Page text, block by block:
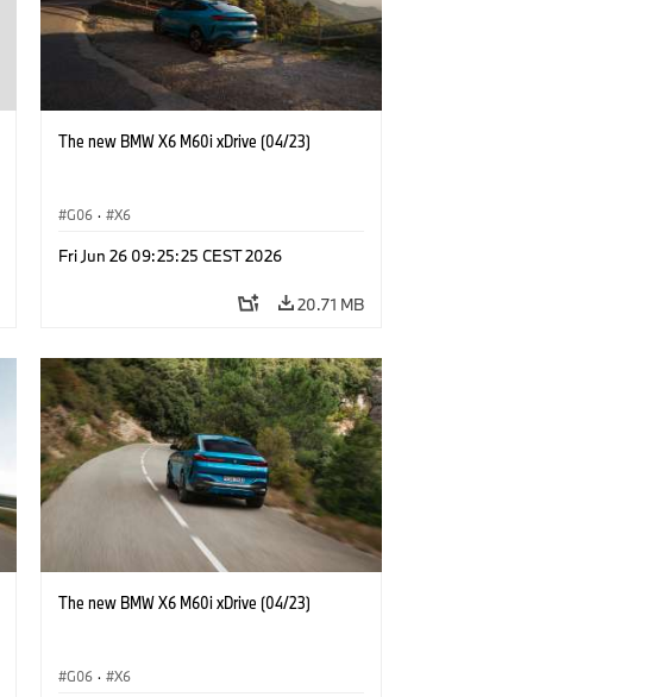
The new BMW X6 M60i xDrive (04/23)
G06 · X6
Fri Jun 26 09:25:25 CEST 2026
20.71 MB
The new BMW X6 M60i xDrive (04/23)
G06 · X6